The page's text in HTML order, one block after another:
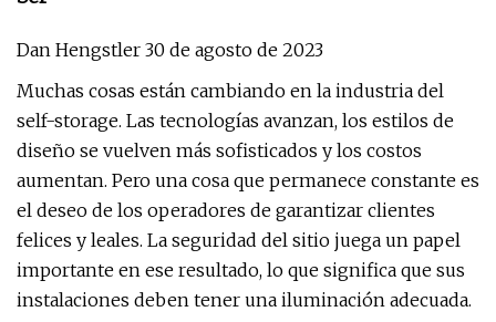
Dan Hengstler 30 de agosto de 2023
Muchas cosas están cambiando en la industria del
self-storage. Las tecnologías avanzan, los estilos de
diseño se vuelven más sofisticados y los costos
aumentan. Pero una cosa que permanece constante es
el deseo de los operadores de garantizar clientes
felices y leales. La seguridad del sitio juega un papel
importante en ese resultado, lo que significa que sus
instalaciones deben tener una iluminación adecuada.